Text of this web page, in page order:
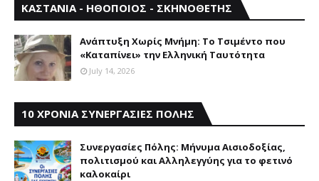
ΚΑΣΤΑΝΙΑ - ΗΘΟΠΟΙΟΣ - ΣΚΗΝΟΘΕΤΗΣ
Aνάπτυξη Xωρίς Mνήμη: Το Τσιμέντο που
«Καταπίνει» την Ελληνική Ταυτότητα
July 14, 2026
10 ΧΡΟΝΙΑ ΣΥΝΕΡΓΑΣΙΕΣ ΠΟΛΗΣ
Συνεργασίες Πόλης: Mήνυμα Aισιοδοξίας,
πολιτισμού και Aλληλεγγύης για το φετινό
καλοκαίρι